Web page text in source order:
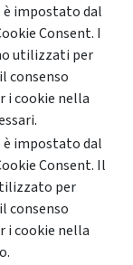
è impostato dal
Consent. I
utilizzati per
consenso
i cookie nella
è impostato dal
Consent. Il
per
consenso
i cookie nella